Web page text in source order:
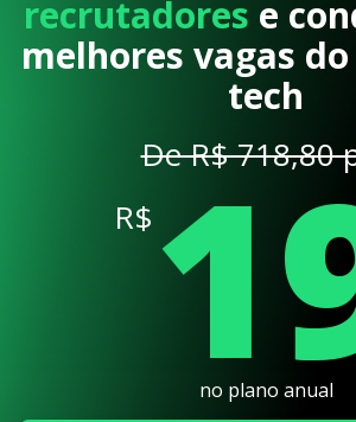
recrutadores e
melhores vagas
tech
De R$ 718,80
R$
no plano anual